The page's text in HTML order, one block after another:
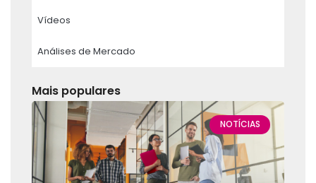
Vídeos
Análises de Mercado
Mais populares
NOTÍCIAS